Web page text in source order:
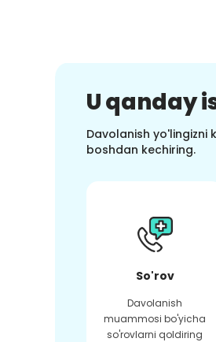
U qanday
Davolanish
boshdan kechiring.
So'rov
Davolanish
muammosi bo'yicha
so'rovlarni qoldiring